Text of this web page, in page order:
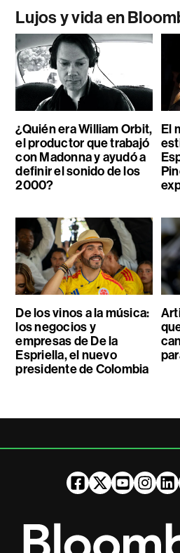
Lujos y vida en
¿Quién era William Orbit,
el productor que trabajó
con Madonna y ayudó a
definir el sonido de los
2000?
El
De los vinos a la música:
los negocios y
empresas de De la
Espriella, el nuevo
presidente de Colombia